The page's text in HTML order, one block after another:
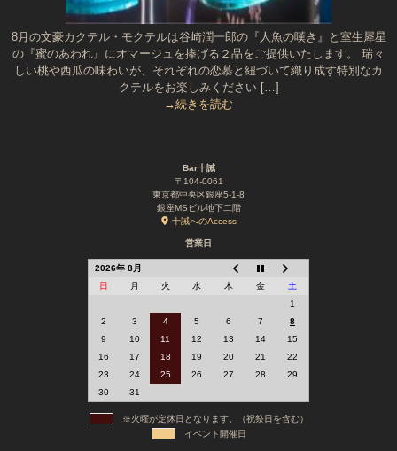
8月の文豪カクテル・モクテルは谷崎潤一郎の『人魚の嘆き』と室生犀星
の『蜜のあわれ』にオマージュを捧げる２品をご提供いたします。 瑞々
しい桃や西瓜の味わいが、それぞれの恋慕と紐づいて織り成す特別なカ
クテルをお楽しみください […]
→続きを読む
Bar十誡
〒104-0061
東京都中央区銀座5-1-8
銀座MSビル地下二階
十誡へのAccess
営業日
2026年 8月
日
月 火 水 木 金
土
1
2
3 4 5 6 7
8
9
10 11 12 13 14
15
16
17 18 19 20 21
22
23
24 25 26 27 28
29
30
31
※火曜が定休日となります。（祝祭日を含む）
イベント開催日